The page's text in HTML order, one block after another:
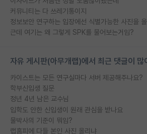
커뮤니티는 다 쓰레기통이지
근데 여기는 왜 그렇게 SPK를 물어보는거임?
자유 게시판(아무개랩)에서 최근 댓글이 많
카이스트는 모든 연구실마다 서버 제공해주나요?
학부신입생 질문
정년 4년 남은 교수님
입학도 안한 신입생이 원래 관심을 받나요
물박사의 기준이 뭐임?
랩홈피에 다들 본인 사진 올리냐